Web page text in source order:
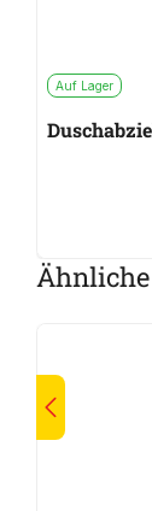
Auf Lager